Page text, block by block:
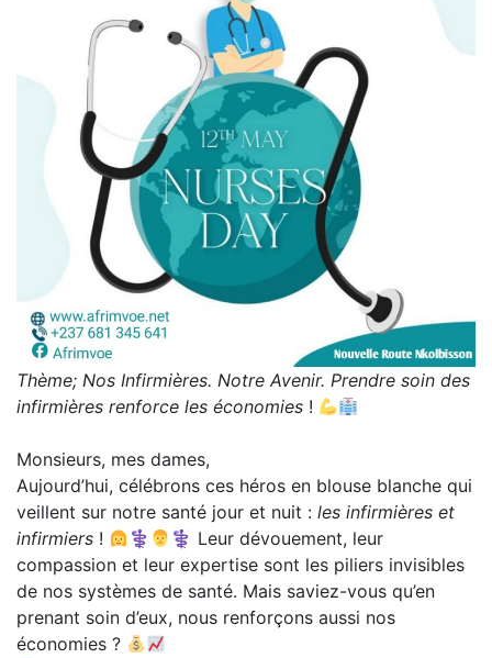
Thème; Nos Infirmières. Notre Avenir. Prendre soin des
infirmières renforce les économies !
Monsieurs, mes dames,
Aujourd’hui, célébrons ces héros en blouse blanche qui
veillent sur notre santé jour et nuit : les infirmières et
infirmiers ! ⚕
⚕ Leur dévouement, leur
compassion et leur expertise sont les piliers invisibles
de nos systèmes de santé. Mais saviez-vous qu’en
prenant soin d’eux, nous renforçons aussi nos
économies ?